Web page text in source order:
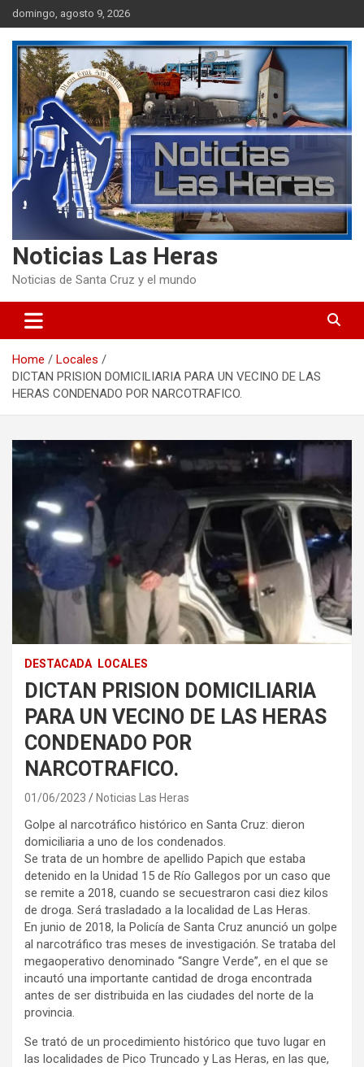
Skip
to
content
domingo, agosto 9, 2026
Noticias Las Heras
Noticias de Santa Cruz y el mundo
Home
Locales
DICTAN PRISION DOMICILIARIA PARA UN VECINO DE LAS
HERAS CONDENADO POR NARCOTRAFICO.
DESTACADA LOCALES
DICTAN PRISION DOMICILIARIA
PARA UN VECINO DE LAS HERAS
CONDENADO POR
NARCOTRAFICO.
01/06/2023 Noticias Las Heras
Golpe al narcotráfico histórico en Santa Cruz: dieron
domiciliaria a uno de los condenados.
Se trata de un hombre de apellido Papich que estaba
detenido en la Unidad 15 de Río Gallegos por un caso que
se remite a 2018, cuando se secuestraron casi diez kilos
de droga. Será trasladado a la localidad de Las Heras.
En junio de 2018, la Policía de Santa Cruz anunció un golpe
al narcotráfico tras meses de investigación. Se trataba del
megaoperativo denominado “Sangre Verde”, en el que se
incautó una importante cantidad de droga encontrada
antes de ser distribuida en las ciudades del norte de la
provincia.
Se trató de un procedimiento histórico que tuvo lugar en
las localidades de Pico Truncado y Las Heras, en las que,